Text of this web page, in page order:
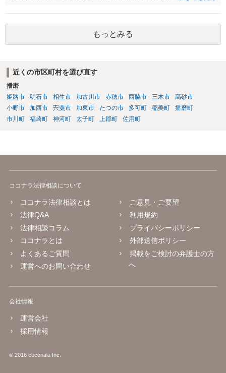
話をしてから、こちらも法律相談で１度弁護士に相談する方法もあり
ますので。 一番安全なのは弁護士に示談交渉の依頼をする方法です
が、ご事情あるようであれば ご自身で対応する方法もご検討いただい
てもいいかもしれません。
もっとみる
近くの市区町村を選び直す
播磨
姫路市
明石市 相生市 加古川市 赤穂市 西脇市 三木市
高砂市
小野市
加西市 宍粟市 加東市 たつの市 多可町 稲美町
播磨町
市川町
福崎町 神河町 太子町 上郡町 佐用町
ココナラ法律相談について
ココナラ法律相談とは
法律Q&A
法律相談コラム
ココナラとは
よくあるご質問
運営へのお問い合わせ
ご意見・ご要望
利用規約
プライバシーポリシー
外部送信ポリシー
掲載をご検討の弁護士の方
へ
会社情報
運営会社
採用情報
© 2016 coconala Inc.